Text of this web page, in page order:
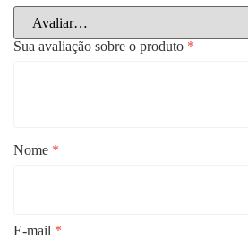
Sua avaliação sobre o produto *
Nome *
E-mail *